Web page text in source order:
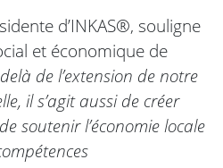
d’INKAS®, souligne
et économique de
de l’extension de notre
il s’agit aussi de créer
soutenir l’économie locale